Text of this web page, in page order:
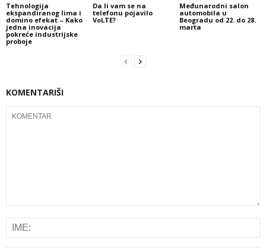
Tehnologija
ekspandiranog lima i
domino efekat – Kako
jedna inovacija
pokreće industrijske
proboje
Da li vam se na
telefonu pojavilo
VoLTE?
Međunarodni salon
automobila u
Beogradu od 22. do 28.
marta
KOMENTARIŠI